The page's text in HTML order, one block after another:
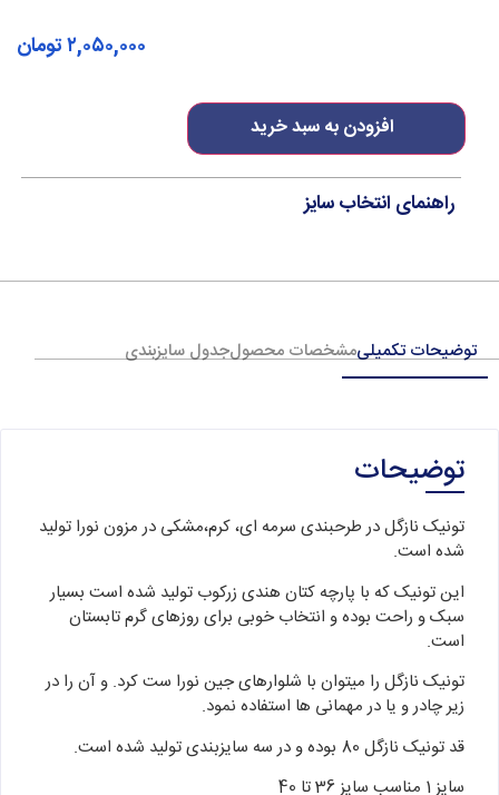
افزودن به سبد خرید
۲,۰۵۰,۰۰۰تومان
راهنمای انتخاب سایز
توضیحات تکمیلیمشخصات محصولجدول سایزبندی
توضیحات
تونیک نازگل در طرحبندی سرمه ای، کرم،مشکی در مزون نورا تولید
شده است.
این تونیک که با پارچه کتان هندی زرکوب تولید شده است بسیار
سبک و راحت بوده و انتخاب خوبی برای روزهای گرم تابستان
است.
تونیک نازگل را میتوان با شلوارهای جین نورا ست کرد. و آن را در
زیر چادر و یا در مهمانی ها استفاده نمود.
قد تونیک نازگل 80 بوده و در سه سایزبندی تولید شده است.
سایز 1 مناسب سایز 36 تا 40